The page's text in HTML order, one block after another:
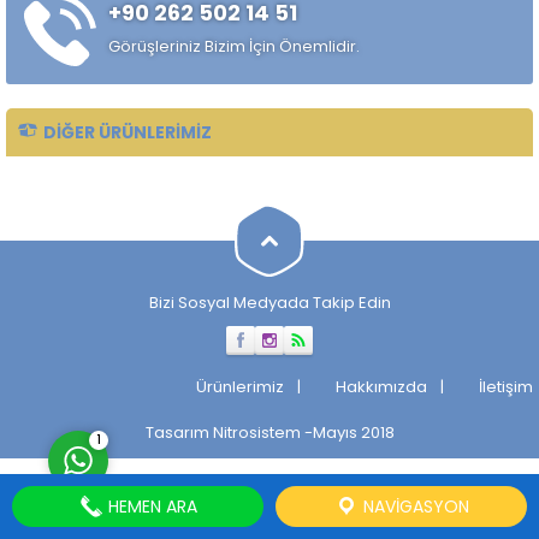
sağlamak amacıyla tercih
edilir. Düşük kesme direnci...
+90 262 502 14 51
Görüşleriniz Bizim İçin Önemlidir.
DIĞER ÜRÜNLERIMIZ
Bizi Sosyal Medyada Takip Edin
Ürünlerimiz Hakkımızda
İletişim
Tasarım Nitrosistem -Mayıs 2018
Cevap Yaz
1
HEMEN ARA NAVIGASYON